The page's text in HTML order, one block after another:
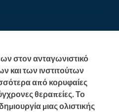
στον ανταγωνιστικό
και των ινστιτούτων
από κορυφαίες
θεραπείες. Το
μιας ολιστικής